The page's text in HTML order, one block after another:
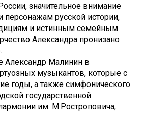
значительное внимание
персонажам русской истории,
и истинным семейным
Александра пронизано
Александр Малинин в
музыкантов, которые с
годы, а также симфонического
государственной
им. М.Ростроповича,